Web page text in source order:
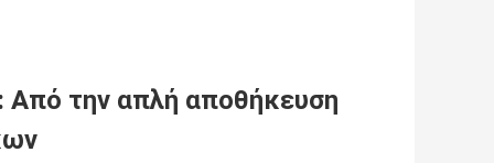
Από την απλή αποθήκευση